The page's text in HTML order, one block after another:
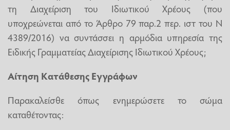
τη Διαχείριση του Ιδιωτικού Χρέους (που
υποχρεώνεται από το Άρθρο 79 παρ.2 περ. ιστ του Ν
4389/2016) να συντάσσει η αρμόδια υπηρεσία της
Ειδικής Γραμματείας Διαχείρισης Ιδιωτικού Χρέους;
Αίτηση Κατάθεση​ς Εγγράφων
Παρακαλείσθε όπως ενημερώσετε το σώμα
καταθέτοντας: